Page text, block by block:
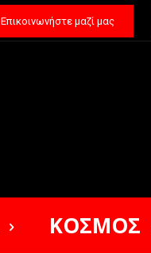
Επικοινωνήστε μαζί μας
ΚΟΣΜΟΣ